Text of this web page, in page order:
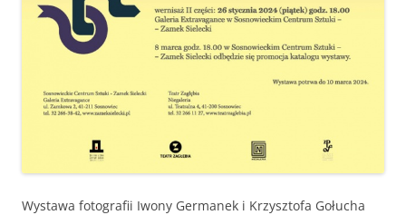
Wys­tawa fotografii Iwony Ger­manek i Krzyszto­fa Gołucha